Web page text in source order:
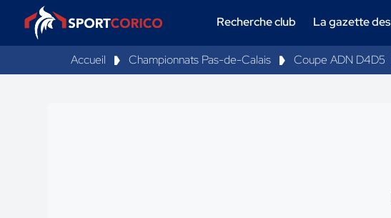
Recherche club La gazette
Accueil Championnats Pas-de-Calais Coupe ADN D4D5